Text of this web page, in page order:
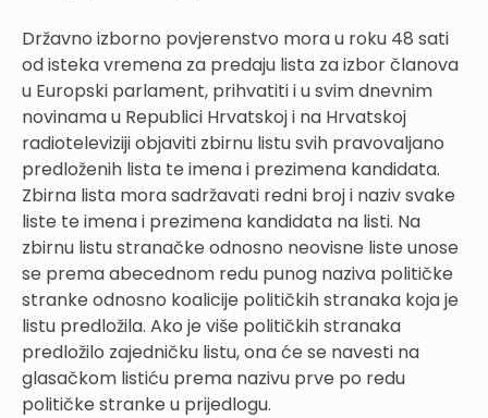
Državno izborno povjerenstvo mora u roku 48 sati
od isteka vremena za predaju lista za izbor članova
u Europski parlament, prihvatiti i u svim dnevnim
novinama u Republici Hrvatskoj i na Hrvatskoj
radioteleviziji objaviti zbirnu listu svih pravovaljano
predloženih lista te imena i prezimena kandidata.
Zbirna lista mora sadržavati redni broj i naziv svake
liste te imena i prezimena kandidata na listi. Na
zbirnu listu stranačke odnosno neovisne liste unose
se prema abecednom redu punog naziva političke
stranke odnosno koalicije političkih stranaka koja je
listu predložila. Ako je više političkih stranaka
predložilo zajedničku listu, ona će se navesti na
glasačkom listiću prema nazivu prve po redu
političke stranke u prijedlogu.